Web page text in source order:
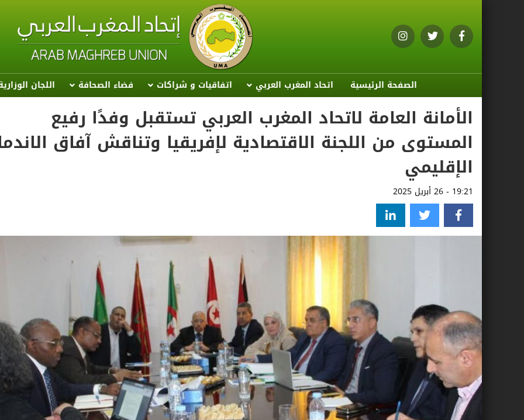
الصفحة الرئيسية اتحاد المغرب العربي اتفاقيات و شراكات فضاء الصحافة اللجان
الأمانة العامة لاتحاد المغرب العربي تستقبل وفدًا رفيع
المستوى من اللجنة الاقتصادية لإفريقيا وتناقش آفاق
الإقليمي
19:21 - 26 أبريل 2025